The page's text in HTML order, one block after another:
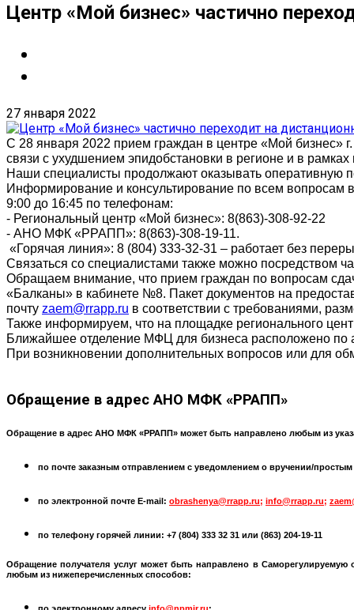
Центр «Мой бизнес» частично
27 января 2022
С 28 января 2022 прием граждан в центре «Мой бизнес»
связи с ухудшением эпидобстановки в регионе и в
Наши специалисты продолжают оказывать оперативную
Информирование и консультирование по всем вопросам
9:00 до 16:45 по телефонам:
- Региональный центр «Мой бизнес»: 8(863)-308-92-22
- АНО МФК «РРАПП»: 8(863)-308-19-11.
«Горячая линия»: 8 (804) 333-32-31 – работает без
Связаться со специалистами также можно посредством
Обращаем внимание, что прием граждан по вопросам
«Балканы» в кабинете №8. Пакет документов на
почту zaem@rrapp.ru в соответствии с требованиями,
Также информируем, что на площадке регионального
Ближайшее отделение МФЦ для бизнеса расположено
При возникновении дополнительных вопросов или для
Обращение в адрес АНО МФК «РРАПП»
Обращение в адрес АНО МФК «РРАПП» может быть направлено любым из
по почте заказным отправлением с уведомлением о вручении/
по электронной почте E-mail: obrashenya@rrapp.ru; info@rrapp.ru;
по телефону горячей линии: +7 (804) 333 32 31 или (863) 204-19-11
Обращение получателя услуг может быть направлено в Саморегулируемую
любым из нижеперечисленных способов: